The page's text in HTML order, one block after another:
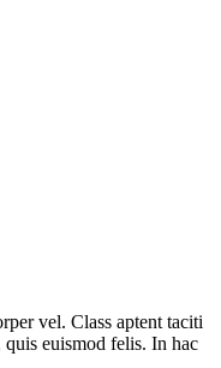
vel. Class aptent taciti
euismod felis. In hac